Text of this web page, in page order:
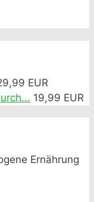
EUR
19,99 EUR
Ernährung